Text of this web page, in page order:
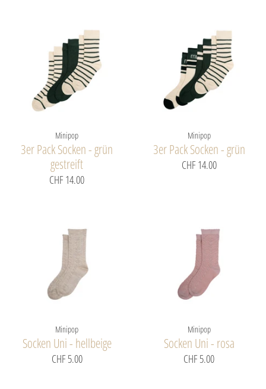
Minipop
3er Pack Socken - grün
gestreift
CHF 14.00
Minipop
3er Pack Socken - grün
CHF 14.00
Minipop
Socken Uni - hellbeige
CHF 5.00
Minipop
Socken Uni - rosa
CHF 5.00